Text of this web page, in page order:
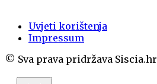
Uvjeti korištenja
Impressum
© Sva prava pridržava Siscia.hr